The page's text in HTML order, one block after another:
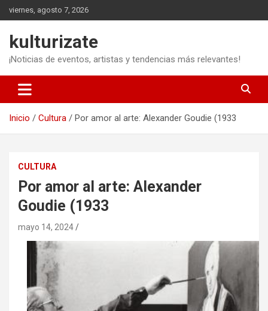
Saltar
al
viernes, agosto 7, 2026
kulturizate
¡Noticias de eventos, artistas y tendencias más relevantes!
Inicio Cultura Por amor al arte: Alexander Goudie (1933
CULTURA
Por amor al arte: Alexander
Goudie (1933
mayo 14, 2024